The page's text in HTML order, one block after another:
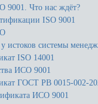
9001. Что нас ждёт?
ISO 9001
истоков системы
ISO 14001
ИСО 9001
ГОСТ РВ 0015-002-
ИСО 9001